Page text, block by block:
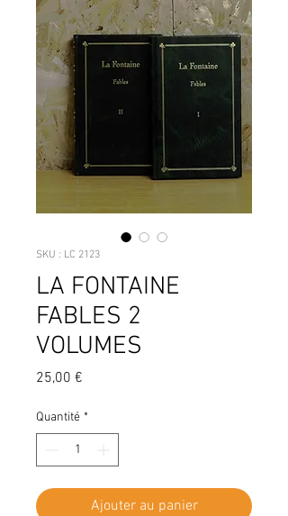
SKU : LC 2123
LA FONTAINE
FABLES 2
VOLUMES
25,00 €
Quantité *
Ajouter au panier